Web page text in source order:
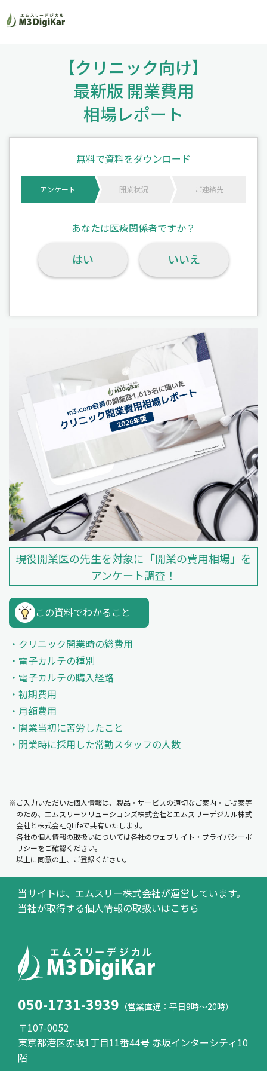
現役開業医の先生を対象に「開業の費用相場」を
アンケート調査！
この資料でわかること
クリニック開業時の総費用
電子カルテの種別
電子カルテの購入経路
初期費用
月額費用
開業当初に苦労したこと
開業時に採用した常勤スタッフの人数
【クリニック向け】
最新版 開業費用
相場レポート
無料で資料をダウンロード
アンケート 開業状況 ご連絡先
あなたは医療関係者ですか？
はい いいえ
※ご入力いただいた個人情報は、製品・サービスの適切なご案内・ご提案等
のため、エムスリーソリューションズ株式会社とエムスリーデジカル株式
会社と株式会社QLifeで共有いたします。
各社の個人情報の取扱いについては各社のウェブサイト・プライバシーポ
リシーをご確認ください。
以上に同意の上、ご登録ください。
当サイトは、エムスリー株式会社が運営しています。
当社が取得する個人情報の取扱いはこちら
050-1731-3939 （営業直通：平日9時～20時）
〒107-0052
東京都港区赤坂1丁目11番44号 赤坂インターシティ10
階